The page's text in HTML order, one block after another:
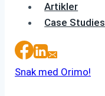
Artikler
Case Studies
Snak med Orimo!